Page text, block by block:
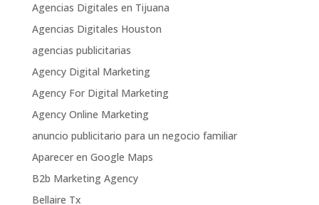
Agencias Digitales en Tijuana
Agencias Digitales Houston
agencias publicitarias
Agency Digital Marketing
Agency For Digital Marketing
Agency Online Marketing
anuncio publicitario para un negocio familiar
Aparecer en Google Maps
B2b Marketing Agency
Bellaire Tx